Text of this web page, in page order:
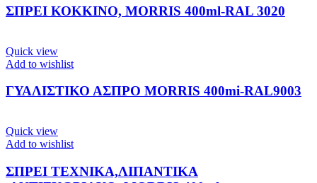
ΣΠΡΕΙ ΚΟΚΚΙΝΟ, MORRIS 400ml-RAL 3020
Quick view
Add to wishlist
ΓΥΑΛΙΣΤΙΚΟ ΑΣΠΡΟ MORRIS 400mi-RAL9003
Quick view
Add to wishlist
ΣΠΡΕΙ ΤΕΧΝΙΚΑ,ΛΙΠΑΝΤΙΚΑ